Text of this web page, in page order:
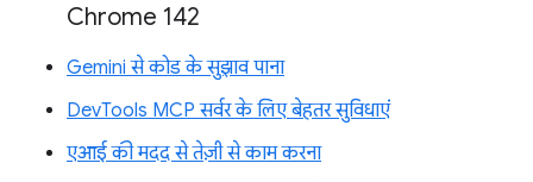
Chrome 142
Gemini से कोड के सुझाव पाना
DevTools MCP सर्वर के लिए बेहतर सुविधाएं
एआई की मदद से तेज़ी से काम करना